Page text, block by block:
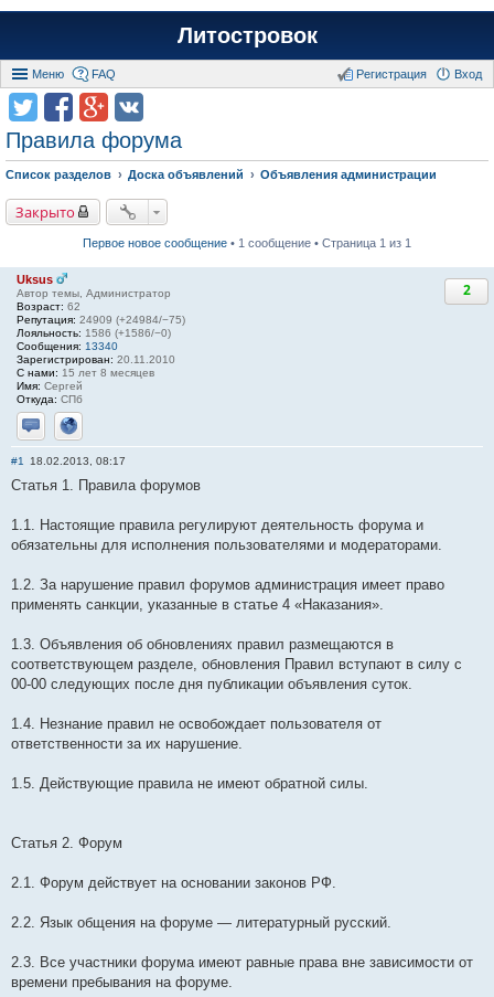
Литостровок
Меню FAQ Вход
Регистрация
Правила форума
Список разделов Доска объявлений Объявления администрации
Закрыто
Первое новое сообщение • 1 сообщение • Страница 1 из 1
Uksus
Автор темы, Администратор
Возраст: 62
Репутация: 24909 (+24984/−75)
Лояльность: 1586 (+1586/−0)
Сообщения: 13340
Зарегистрирован: 20.11.2010
С нами: 15 лет 8 месяцев
Имя: Сергей
Откуда: СПб
Отправить личное сообщение
Сайт
2
#1 18.02.2013, 08:17
Статья 1. Правила форумов
1.1. Настоящие правила регулируют деятельность форума и
обязательны для исполнения пользователями и модераторами.
1.2. За нарушение правил форумов администрация имеет право
применять санкции, указанные в статье 4 «Наказания».
1.3. Объявления об обновлениях правил размещаются в
соответствующем разделе, обновления Правил вступают в силу с
00-00 следующих после дня публикации объявления суток.
1.4. Незнание правил не освобождает пользователя от
ответственности за их нарушение.
1.5. Действующие правила не имеют обратной силы.
Статья 2. Форум
2.1. Форум действует на основании законов РФ.
2.2. Язык общения на форуме — литературный русский.
2.3. Все участники форума имеют равные права вне зависимости от
времени пребывания на форуме.